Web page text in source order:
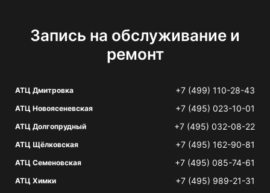
Запись на обслуживание и
ремонт
АТЦ Дмитровка +7 (499) 110-28-43
АТЦ Новоясеневская +7 (495) 023-10-01
АТЦ Долгопрудный +7 (495) 032-08-22
АТЦ Щёлковская +7 (495) 162-90-81
АТЦ Семеновская +7 (495) 085-74-61
АТЦ Химки +7 (495) 989-21-31